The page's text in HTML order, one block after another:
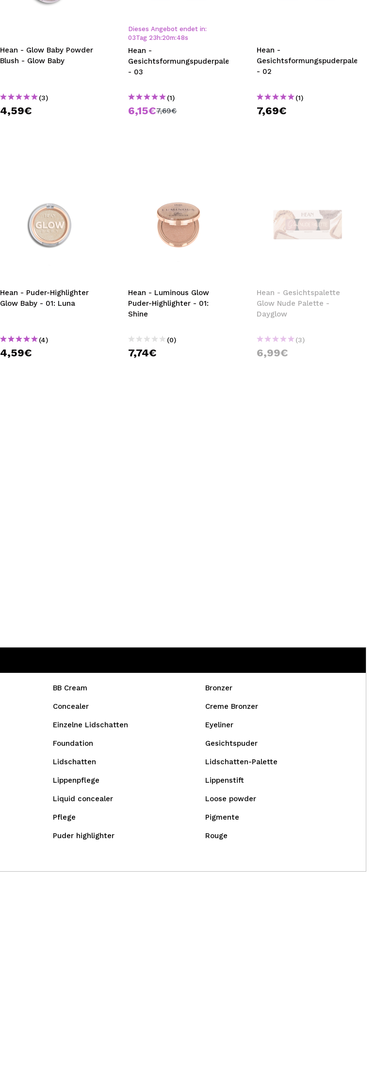
BENUTZERKONTO ERSTELLEN
Hean - Glow Baby Powder
Blush - Glow Baby
(3)
4,59€
Dieses Angebot endet in:
03Tag 23 h:20m:48s
Hean -
Gesichtsformungspuderpalette
- 03
(1)
6,15€7,69€
Hean -
Gesichtsformungspuderpalette
- 02
(1)
7,69€
Hean - Puder-Highlighter
Glow Baby - 01: Luna
(4)
4,59€
Hean - Luminous Glow
Puder-Highlighter - 01:
Shine
(0)
7,74€
Hean - Gesichtspalette
Glow Nude Palette -
Dayglow
(3)
6,99€
BB Cream Bronzer
Concealer Creme Bronzer
Einzelne Lidschatten Eyeliner
Foundation Gesichtspuder
Lidschatten Lidschatten-Palette
Lippenpflege Lippenstift
Liquid concealer Loose powder
Pflege Pigmente
Puder highlighter Rouge